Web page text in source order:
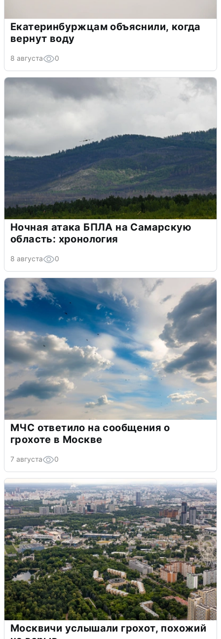
Екатеринбуржцам объяснили, когда
вернут воду
8 августа 0
Ночная атака БПЛА на Самарскую
область: хронология
8 августа 0
МЧС ответило на сообщения о
грохоте в Москве
7 августа 0
Москвичи услышали грохот, похожий